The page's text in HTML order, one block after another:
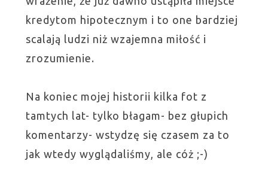
kredytom hipotecznym i to one bardziej
scalają ludzi niż wzajemna miłość i
zrozumienie.
Na koniec mojej historii kilka fot z
tamtych lat- tylko błagam- bez głupich
komentarzy- wstydzę się czasem za to
jak wtedy wyglądaliśmy, ale cóż ;-)